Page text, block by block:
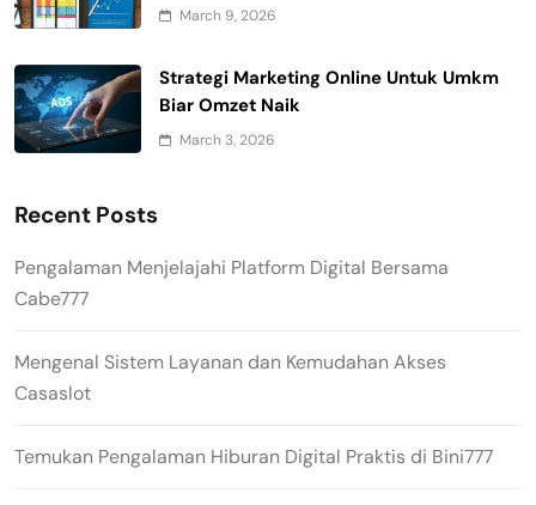
March 9, 2026
Strategi Marketing Online Untuk Umkm
Biar Omzet Naik
March 3, 2026
Recent Posts
Pengalaman Menjelajahi Platform Digital Bersama
Cabe777
Mengenal Sistem Layanan dan Kemudahan Akses
Casaslot
Temukan Pengalaman Hiburan Digital Praktis di Bini777